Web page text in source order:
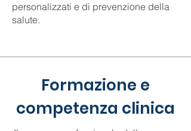
personalizzati e di prevenzione della
salute.
Formazione e
competenza clinica